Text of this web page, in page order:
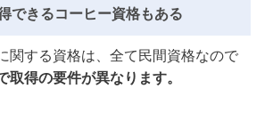
できるコーヒー資格もある
関する資格は、全て民間資格なので
取得の要件が異なります。